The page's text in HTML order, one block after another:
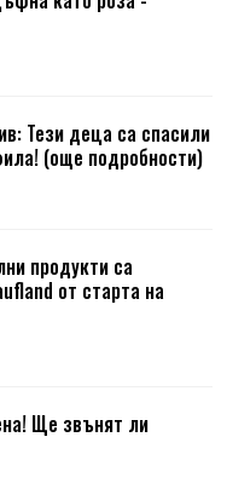
Тези деца са спасили
(още подробности)
продукти са
от старта на
Ще звънят ли